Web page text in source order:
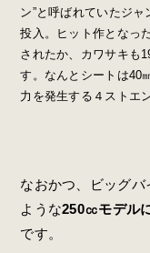
ン”と呼ばれていたジ
投入。ヒット作となっ
されたか、カワサキも
す。なんとシートは40
力を発生する４ストエ
なおかつ、ビッグバ
ような250㏄モデル
です。